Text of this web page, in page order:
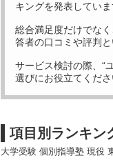
キングを発表していま
総合満足度だけでな
答者の口コミや評判
サービス検討の際、“
選びにお役立てくださ
項目別ランキン
大学受験 個別指導塾 現役